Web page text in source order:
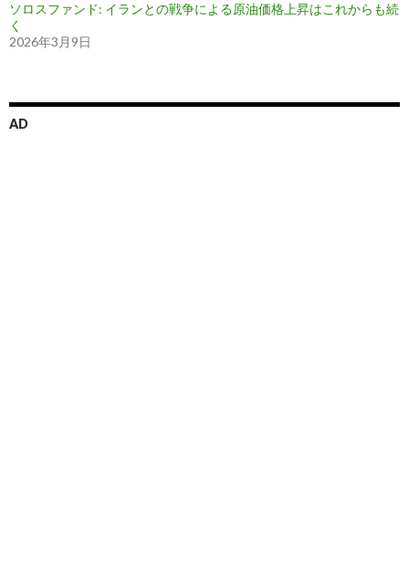
ソロスファンド: イランとの戦争による原油価格上昇はこれからも続
く
2026年3月9日
AD